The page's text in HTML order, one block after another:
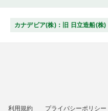
カナデビア(株)：旧 日立造船(株)
利用規約 プライバシーポリシー